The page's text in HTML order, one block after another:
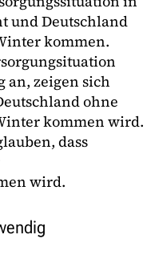
und Deutschland
kommen.
an, zeigen sich
ohne
kommen wird.
dass
wird.